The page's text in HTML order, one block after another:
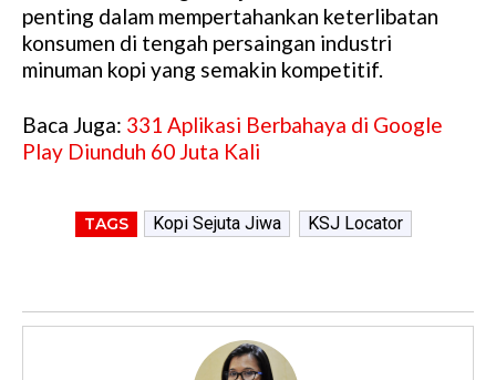
penting dalam mempertahankan keterlibatan
konsumen di tengah persaingan industri
minuman kopi yang semakin kompetitif.
Baca Juga: 331 Aplikasi Berbahaya di Google
Play Diunduh 60 Juta Kali
TAGS Kopi Sejuta Jiwa KSJ Locator